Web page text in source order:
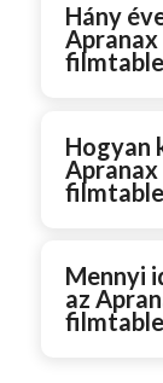
Hány
Hogyan
Mennyi
az